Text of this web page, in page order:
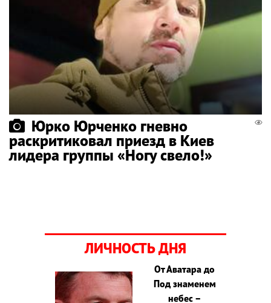
Юрко Юрченко гневно
раскритиковал приезд в Киев
лидера группы «Ногу свело!»
ЛИЧНОСТЬ ДНЯ
От Аватара до
Под знаменем
небес –